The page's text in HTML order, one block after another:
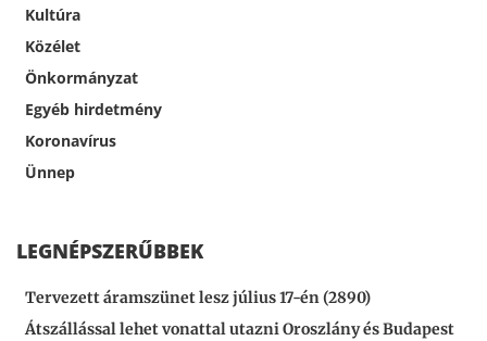
Kultúra
Közélet
Önkormányzat
Egyéb hirdetmény
Koronavírus
Ünnep
LEGNÉPSZERŰBBEK
Tervezett áramszünet lesz július 17-én (2890)
Átszállással lehet vonattal utazni Oroszlány és Budapest